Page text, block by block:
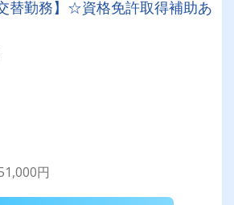
替勤務】☆資格免許取得補助あ
円